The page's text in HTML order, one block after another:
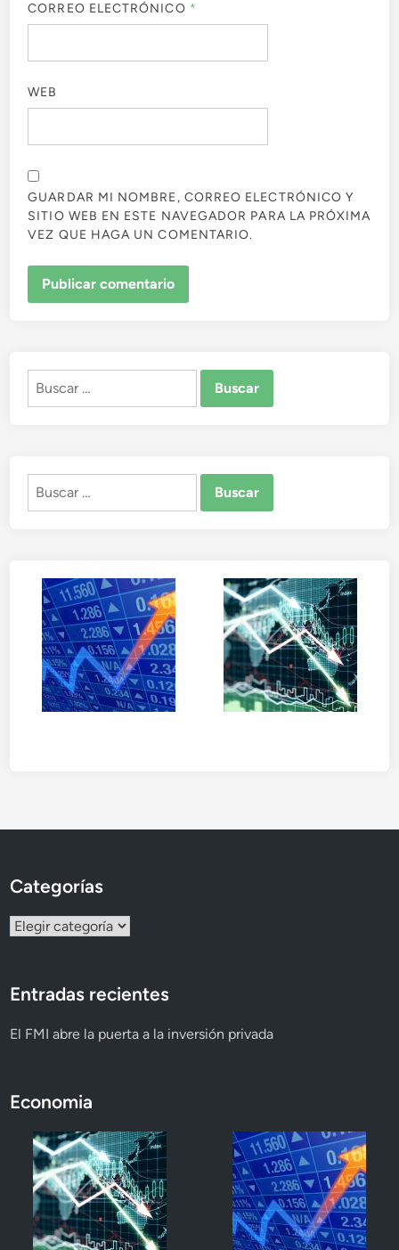
CORREO ELECTRÓNICO *
WEB
GUARDAR MI NOMBRE, CORREO ELECTRÓNICO Y
SITIO WEB EN ESTE NAVEGADOR PARA LA PRÓXIMA
VEZ QUE HAGA UN COMENTARIO.
Buscar:
Buscar:
Categorías
Categorías
Entradas recientes
El FMI abre la puerta a la inversión privada
Economia